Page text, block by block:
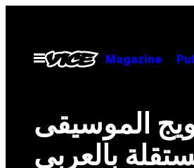
contentOpen
Menu
Magazine
الموسيقى
بالعربي